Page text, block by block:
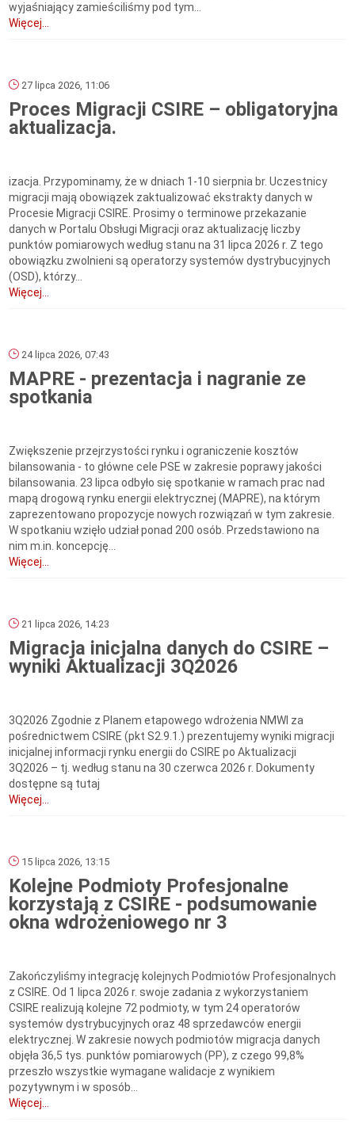
wyjaśniający zamieściliśmy pod tym...
Więcej...
27 lipca 2026, 11:06
Proces Migracji CSIRE – obligatoryjna
aktualizacja.
izacja. Przypominamy, że w dniach 1-10 sierpnia br. Uczestnicy
migracji mają obowiązek zaktualizować ekstrakty danych w
Procesie Migracji CSIRE. Prosimy o terminowe przekazanie
danych w Portalu Obsługi Migracji oraz aktualizację liczby
punktów pomiarowych według stanu na 31 lipca 2026 r. Z tego
obowiązku zwolnieni są operatorzy systemów dystrybucyjnych
(OSD), którzy...
Więcej...
24 lipca 2026, 07:43
MAPRE - prezentacja i nagranie ze
spotkania
Zwiększenie przejrzystości rynku i ograniczenie kosztów
bilansowania - to główne cele PSE w zakresie poprawy jakości
bilansowania. 23 lipca odbyło się spotkanie w ramach prac nad
mapą drogową rynku energii elektrycznej (MAPRE), na którym
zaprezentowano propozycje nowych rozwiązań w tym zakresie.
W spotkaniu wzięło udział ponad 200 osób. Przedstawiono na
nim m.in. koncepcję...
Więcej...
21 lipca 2026, 14:23
Migracja inicjalna danych do CSIRE –
wyniki Aktualizacji 3Q2026
3Q2026 Zgodnie z Planem etapowego wdrożenia NMWI za
pośrednictwem CSIRE (pkt S2.9.1.) prezentujemy wyniki migracji
inicjalnej informacji rynku energii do CSIRE po Aktualizacji
3Q2026 – tj. według stanu na 30 czerwca 2026 r. Dokumenty
dostępne są tutaj
Więcej...
15 lipca 2026, 13:15
Kolejne Podmioty Profesjonalne
korzystają z CSIRE - podsumowanie
okna wdrożeniowego nr 3
Zakończyliśmy integrację kolejnych Podmiotów Profesjonalnych
z CSIRE. Od 1 lipca 2026 r. swoje zadania z wykorzystaniem
CSIRE realizują kolejne 72 podmioty, w tym 24 operatorów
systemów dystrybucyjnych oraz 48 sprzedawców energii
elektrycznej. W zakresie nowych podmiotów migracja danych
objęła 36,5 tys. punktów pomiarowych (PP), z czego 99,8%
przeszło wszystkie wymagane walidacje z wynikiem
pozytywnym i w sposób...
Więcej...